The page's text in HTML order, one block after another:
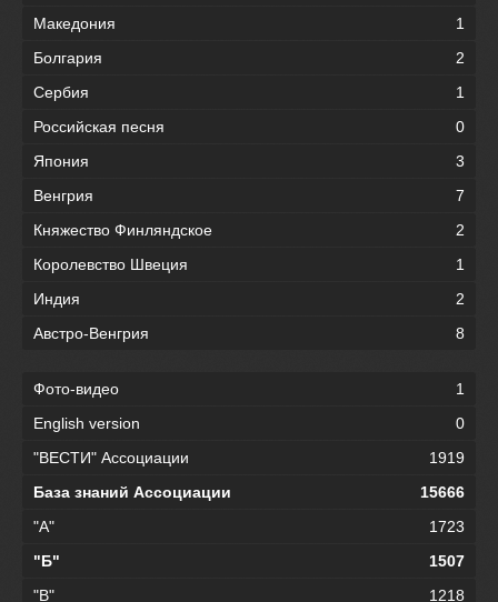
Македония
1
Болгария
2
Сербия
1
Российская песня
0
Япония
3
Венгрия
7
Княжество Финляндское
2
Королевство Швеция
1
Индия
2
Австро-Венгрия
8
Фото-видео
1
English version
0
"ВЕСТИ" Ассоциации
1919
База знаний Ассоциации
15666
"А"
1723
"Б"
1507
"В"
1218